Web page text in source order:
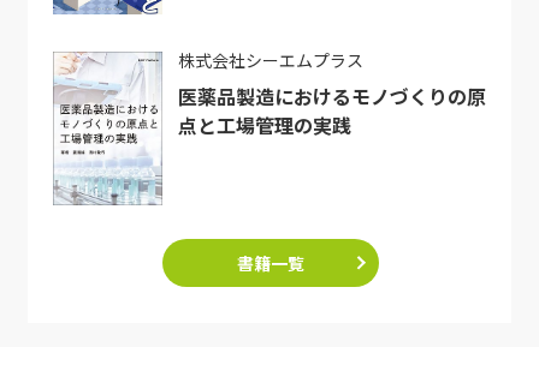
株式会社シーエムプラス
医薬品製造におけるモノづくりの原
点と工場管理の実践
書籍一覧